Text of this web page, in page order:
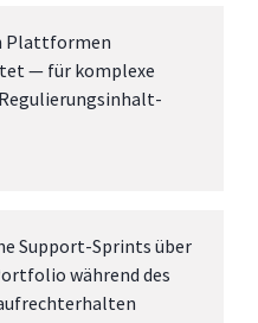
Plattformen
— für komplexe
Support-Sprints über
während des